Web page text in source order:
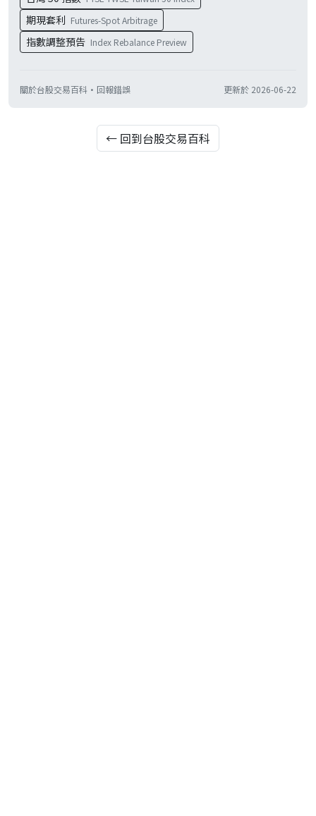
期現套利 Futures-Spot Arbitrage
指數調整預告 Index Rebalance Preview
關於台股交易百科 · 回報錯誤 更新於 2026-06-22
← 回到台股交易百科